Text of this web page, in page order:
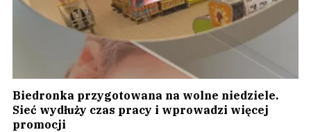
Biedronka przygotowana na wolne niedziele.
Sieć wydłuży czas pracy i wprowadzi więcej
promocji